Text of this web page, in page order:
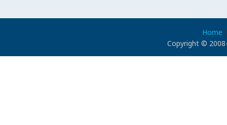
Home
Copyright ©